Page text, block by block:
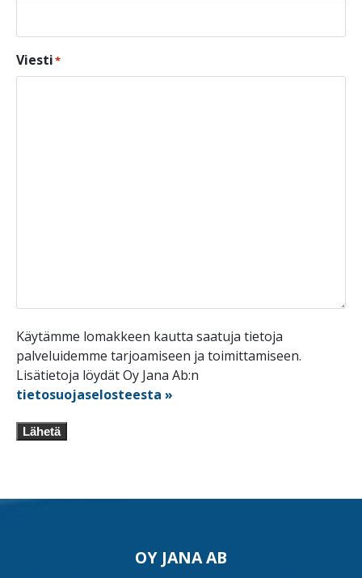
Viesti*
Käytämme lomakkeen kautta saatuja tietoja
palveluidemme tarjoamiseen ja toimittamiseen.
Lisätietoja löydät Oy Jana Ab:n
tietosuojaselosteesta »
Lähetä
OY JANA AB